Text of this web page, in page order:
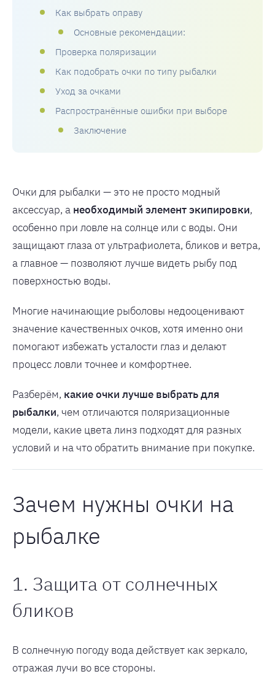
Как выбрать оправу
Основные рекомендации:
Проверка поляризации
Как подобрать очки по типу рыбалки
Уход за очками
Распространённые ошибки при выборе
Заключение
Очки для рыбалки — это не просто модный
аксессуар, а необходимый элемент экипировки,
особенно при ловле на солнце или с воды. Они
защищают глаза от ультрафиолета, бликов и ветра,
а главное — позволяют лучше видеть рыбу под
поверхностью воды.
Многие начинающие рыболовы недооценивают
значение качественных очков, хотя именно они
помогают избежать усталости глаз и делают
процесс ловли точнее и комфортнее.
Разберём, какие очки лучше выбрать для
рыбалки, чем отличаются поляризационные
модели, какие цвета линз подходят для разных
условий и на что обратить внимание при покупке.
Зачем нужны очки на
рыбалке
1. Защита от солнечных
бликов
В солнечную погоду вода действует как зеркало,
отражая лучи во все стороны.